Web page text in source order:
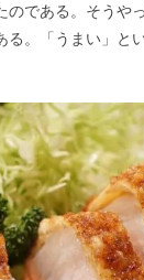
のである。そう
。「うまい」と